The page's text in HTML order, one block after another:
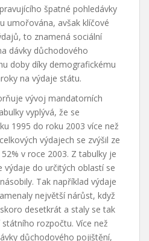
špatné pohledávky
umořována, avšak klíčové
to znamená sociální
dávky důchodového
doby díky demografickému
na výdaje státu.
vývoj mandatorních
vyplývá, že se
1995 do roku 2003 více než
výdajech se zvýšil ze
v roce 2003. Z tabulky je
do určitých oblastí se
Tak například výdaje
největší nárůst, když
desetkrát a staly se tak
rozpočtu. Více než
důchodového pojištění,